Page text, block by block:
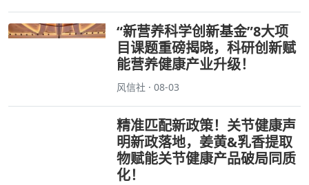
“新营养科学创新基金”8大项
目课题重磅揭晓，科研创新赋
能营养健康产业升级！
风信社 · 08-03
精准匹配新政策！关节健康声
明新政落地，姜黄&乳香提取
物赋能关节健康产品破局同质
化！